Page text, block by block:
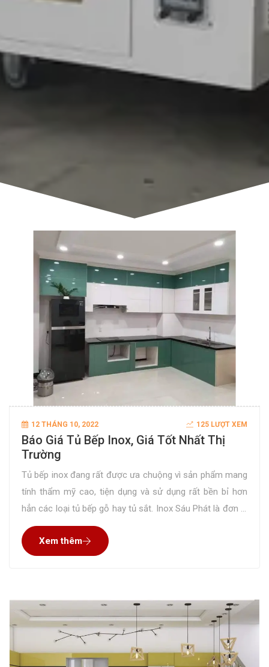
12 THÁNG 10, 2022 125 LƯỢT XEM
Báo Giá Tủ Bếp Inox, Giá Tốt Nhất Thị
Trường
Tủ bếp inox đang rất được ưa chuộng vì sản phẩm mang
tính thẩm mỹ cao, tiện dụng và sử dụng rất bền bỉ hơn
hẳn các loại tủ bếp gỗ hay tủ sắt. Inox Sáu Phát là đơn vị
chuyên thiết kế và thi công loại tủ này với giá tốt nhất thị
trường.Xem thêm